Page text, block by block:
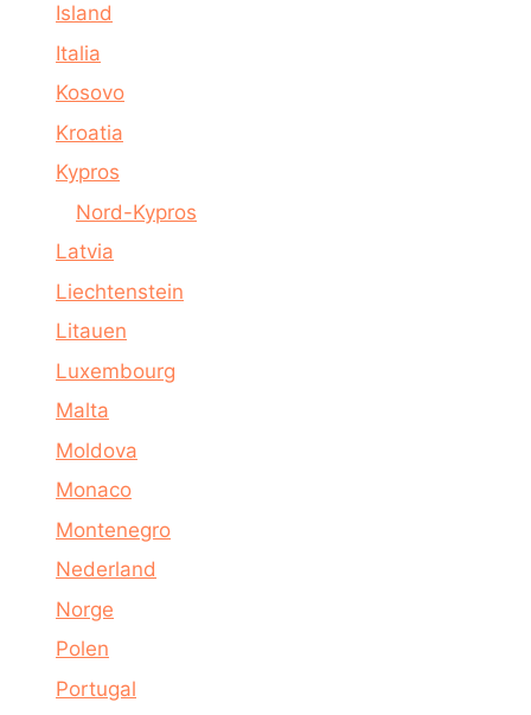
Island
Italia
Kosovo
Kroatia
Kypros
Nord-Kypros
Latvia
Liechtenstein
Litauen
Luxembourg
Malta
Moldova
Monaco
Montenegro
Nederland
Norge
Polen
Portugal